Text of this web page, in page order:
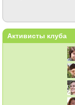
Активисты клуба